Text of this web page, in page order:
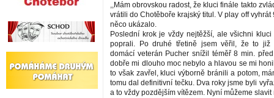
,,Mám obrovskou radost, že kluci finále takto
vrátili do Chotěboře krajský titul. V play off vyhrát
něco ukázalo.
Poslední krok je vždy nejtěžší, ale všichni
poprali. Po druhé třetině jsem věřil, že to již
domácí veterán Pucher snížil téměř 8 min.
dobře mi dlouho moc nebylo a hlavou se mi
to však zavřel, kluci výborně bránili a potom,
tomu dal definitivní tečku. Dva roky jsme byli
a to vždy pozdějším vítězem. Nyní můžeme slavit